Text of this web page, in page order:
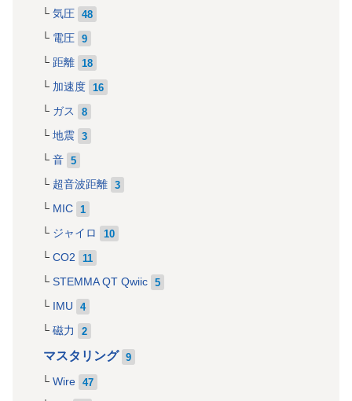
気圧 48
電圧 9
距離 18
加速度 16
ガス 8
地震 3
音 5
超音波距離 3
MIC 1
ジャイロ 10
CO2 11
STEMMA QT Qwiic 5
IMU 4
磁力 2
マスタリング 9
Wire 47